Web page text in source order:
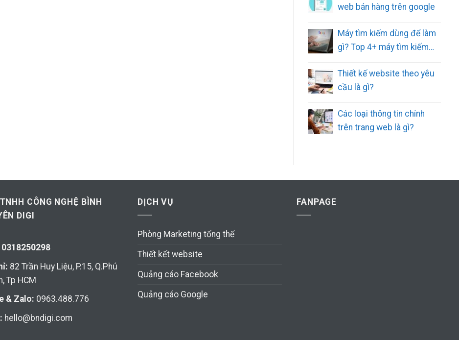
web bán hàng trên google
Máy tìm kiếm dùng để làm
gì? Top 4+ máy tìm kiếm
Thiết kế website theo yêu
cầu là gì?
Các loại thông tin chính
trên trang web là gì?
CÔNG NGHỆ BÌNH
DIGI
0318250298
82 Trần Huy Liệu, P.15, Q.Phú
Tp HCM
& Zalo: 0963.488.776
hello@bndigi.com
DỊCH VỤ
Phòng Marketing tổng thể
Thiết kết website
Quảng cáo Facebook
Quảng cáo Google
FANPAGE